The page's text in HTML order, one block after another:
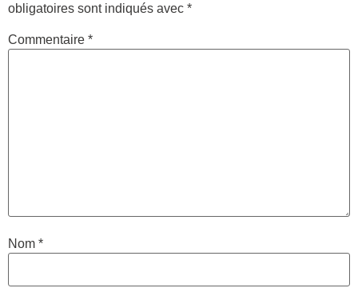
obligatoires sont indiqués avec *
Commentaire *
Nom *